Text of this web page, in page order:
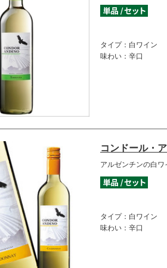
タイプ：白ワイン
味わい：辛口
コンドール・
アルゼンチンの白ワ
タイプ：白ワイン
味わい：辛口